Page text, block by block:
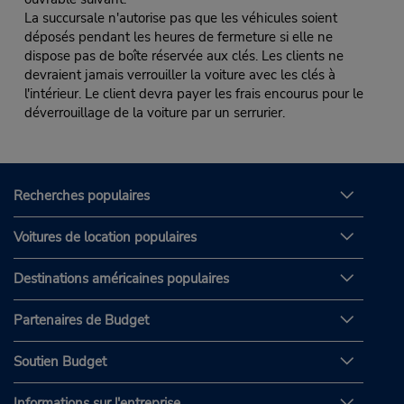
La succursale n'autorise pas que les véhicules soient
déposés pendant les heures de fermeture si elle ne
dispose pas de boîte réservée aux clés. Les clients ne
devraient jamais verrouiller la voiture avec les clés à
l'intérieur. Le client devra payer les frais encourus pour le
déverrouillage de la voiture par un serrurier.
Recherches populaires
Voitures de location populaires
Destinations américaines populaires
Partenaires de Budget
Soutien Budget